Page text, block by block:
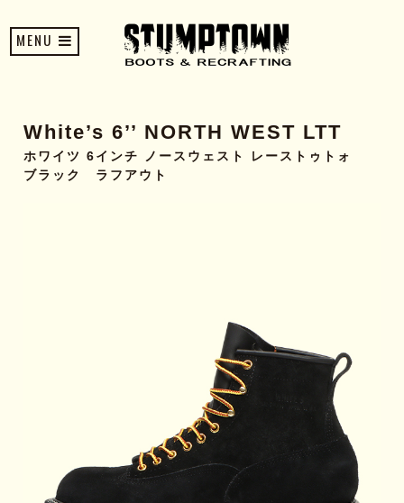
MENU
White’s 6’’ NORTH WEST LTT
ホワイツ 6インチ ノースウェスト レーストゥトォ
ブラック ラフアウト